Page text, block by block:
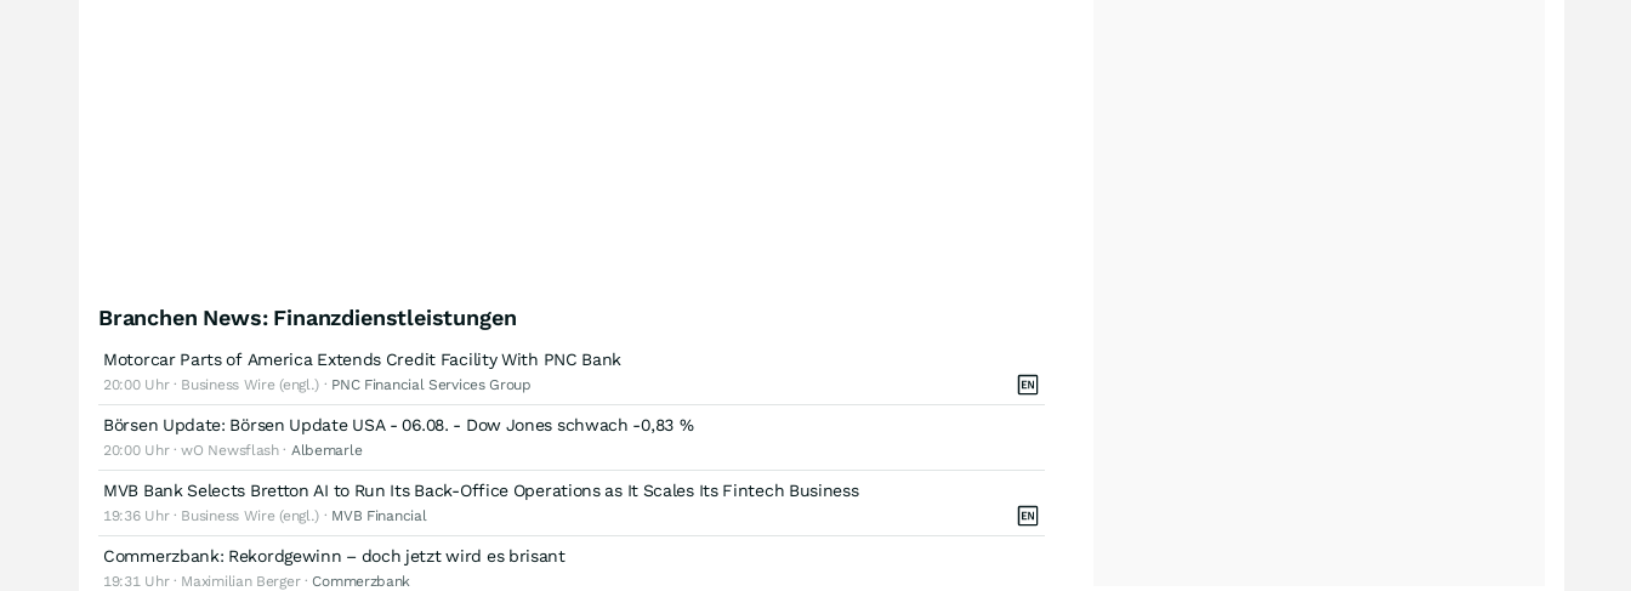
Branchen News: Finanzdienstleistungen
Motorcar Parts of America Extends Credit Facility With PNC Bank
20:00 Uhr · Business Wire (engl.) · PNC Financial Services Group
Börsen Update: Börsen Update USA - 06.08. - Dow Jones schwach -0,83 %
20:00 Uhr · wO Newsflash · Albemarle
MVB Bank Selects Bretton AI to Run Its Back-Office Operations as It Scales Its Fintech Business
19:36 Uhr · Business Wire (engl.) · MVB Financial
Commerzbank: Rekordgewinn – doch jetzt wird es brisant
19:31 Uhr · Maximilian Berger ·Commerzbank